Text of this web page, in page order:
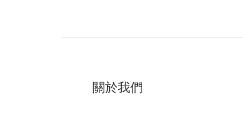
關於我們